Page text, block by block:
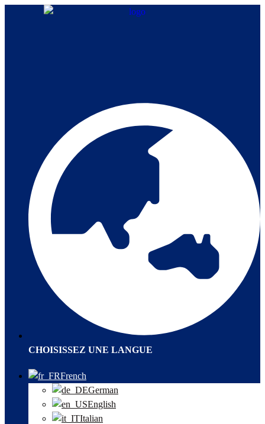
CHOISISSEZ UNE LANGUE
French
German
English
Italian